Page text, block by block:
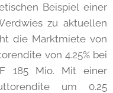
Beispiel einer
zu aktuellen
die Marktmiete von
von 4.25% bei
185 Mio. Mit einer
um 0.25